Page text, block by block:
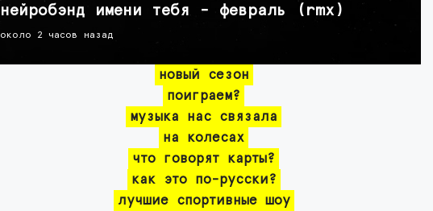
нейробэнд имени тебя - февраль (rmx)
около 2 часов назад
новый сезон
поиграем?
музыка нас связала
на колесах
что говорят карты?
как это по-русски?
лучшие спортивные шоу